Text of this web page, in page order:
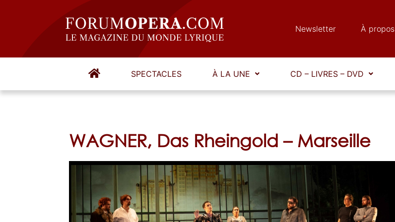
Newsletter À propos
SPECTACLES À LA UNE CD – LIVRES – DVD
WAGNER, Das Rheingold – Marseille